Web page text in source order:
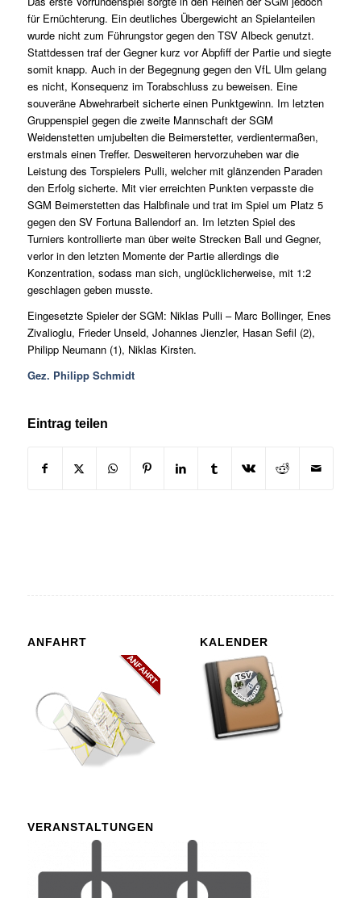
für Ernüchterung. Ein deutliches Übergewicht an Spielanteilen
wurde nicht zum Führungstor gegen den TSV Albeck genutzt.
Stattdessen traf der Gegner kurz vor Abpfiff der Partie und siegte
somit knapp. Auch in der Begegnung gegen den VfL Ulm gelang
es nicht, Konsequenz im Torabschluss zu beweisen. Eine
souveräne Abwehrarbeit sicherte einen Punktgewinn. Im letzten
Gruppenspiel gegen die zweite Mannschaft der SGM
Weidenstetten umjubelten die Beimerstetter, verdientermaßen,
erstmals einen Treffer. Desweiteren hervorzuheben war die
Leistung des Torspielers Pulli, welcher mit glänzenden Paraden
den Erfolg sicherte. Mit vier erreichten Punkten verpasste die
SGM Beimerstetten das Halbfinale und trat im Spiel um Platz 5
gegen den SV Fortuna Ballendorf an. Im letzten Spiel des
Turniers kontrollierte man über weite Strecken Ball und Gegner,
verlor in den letzten Momente der Partie allerdings die
Konzentration, sodass man sich, unglücklicherweise, mit 1:2
geschlagen geben musste.
Eingesetzte Spieler der SGM: Niklas Pulli – Marc Bollinger, Enes
Zivalioglu, Frieder Unseld, Johannes Jienzler, Hasan Sefil (2),
Philipp Neumann (1), Niklas Kirsten.
Gez. Philipp Schmidt
Eintrag teilen
ANFAHRT KALENDER
VERANSTALTUNGEN